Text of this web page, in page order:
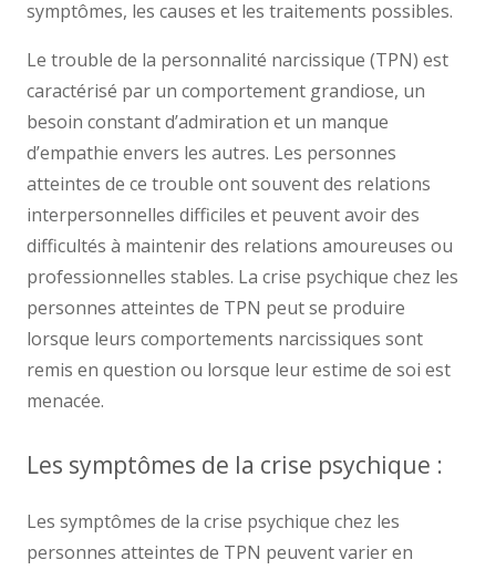
symptômes, les causes et les traitements possibles.
Le trouble de la personnalité narcissique (TPN) est
caractérisé par un comportement grandiose, un
besoin constant d’admiration et un manque
d’empathie envers les autres. Les personnes
atteintes de ce trouble ont souvent des relations
interpersonnelles difficiles et peuvent avoir des
difficultés à maintenir des relations amoureuses ou
professionnelles stables. La crise psychique chez les
personnes atteintes de TPN peut se produire
lorsque leurs comportements narcissiques sont
remis en question ou lorsque leur estime de soi est
menacée.
Les symptômes de la crise psychique :
Les symptômes de la crise psychique chez les
personnes atteintes de TPN peuvent varier en